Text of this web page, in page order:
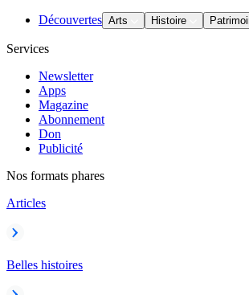
Découvertes Arts Histoire
Services
Newsletter
Apps
Magazine
Abonnement
Don
Publicité
Nos formats phares
Articles
Belles histoires